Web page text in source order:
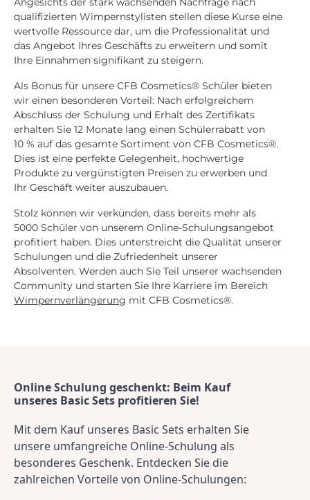
qualifizierten Wimpernstylisten stellen diese Kurse eine
wertvolle Ressource dar, um die Professionalität und
das Angebot Ihres Geschäfts zu erweitern und somit
Ihre Einnahmen signifikant zu steigern.
Als Bonus für unsere CFB Cosmetics® Schüler bieten
wir einen besonderen Vorteil: Nach erfolgreichem
Abschluss der Schulung und Erhalt des Zertifikats
erhalten Sie 12 Monate lang einen Schülerrabatt von
10 % auf das gesamte Sortiment von CFB Cosmetics®.
Dies ist eine perfekte Gelegenheit, hochwertige
Produkte zu vergünstigten Preisen zu erwerben und
Ihr Geschäft weiter auszubauen.
Stolz können wir verkünden, dass bereits mehr als
5000 Schüler von unserem Online-Schulungsangebot
profitiert haben. Dies unterstreicht die Qualität unserer
Schulungen und die Zufriedenheit unserer
Absolventen. Werden auch Sie Teil unserer wachsenden
Community und starten Sie Ihre Karriere im Bereich
Wimpernverlängerung mit CFB Cosmetics®.
Online Schulung geschenkt: Beim Kauf
unseres Basic Sets profitieren Sie!
Mit dem Kauf unseres Basic Sets erhalten Sie
unsere umfangreiche Online-Schulung als
besonderes Geschenk. Entdecken Sie die
zahlreichen Vorteile von Online-Schulungen: